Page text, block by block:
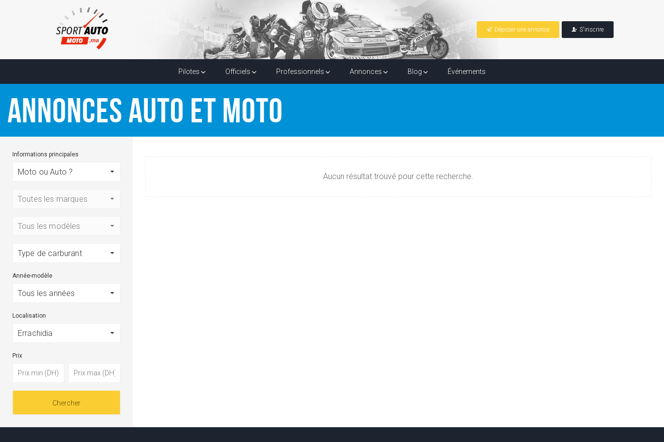
Déposer une annonce S'inscrire
Pilotes Officiels Professionnels Annonces Blog Événements
ANNONCES AUTO ET MOTO
Informations principales
Moto ou Auto ?
Toutes les marques
Tous les modèles
Type de carburant
Année-modèle
Tous les années
Localisation
Errachidia
Prix
Aucun résultat trouvé pour cette recherche.